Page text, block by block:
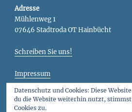
Adresse
Mühlenweg 1
07646 Stadtroda OT Hainbücht
Schreiben Sie uns!
Impressum
Datenschutz
Datenschutz und Cookies: Diese
du die Website weiterhin nutzt,
Cookies zu.